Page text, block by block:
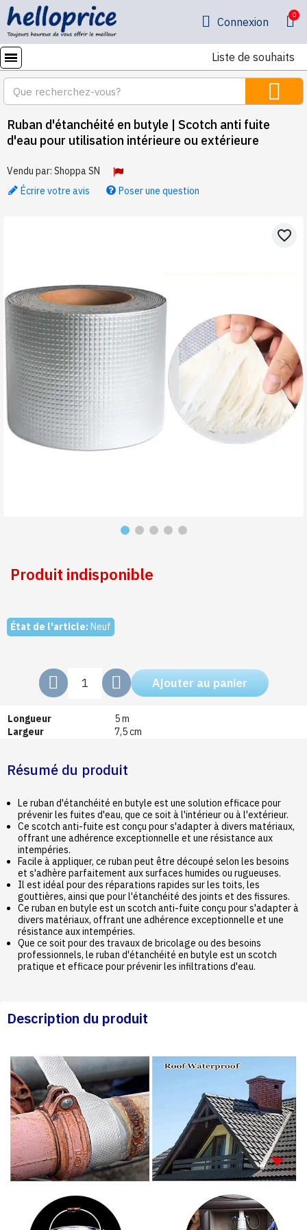
Connexion
Liste de souhaits
Ruban d'étanchéité en butyle | Scotch anti fuite
d'eau pour utilisation intérieure ou extérieure
Vendu par: Shoppa SN
Écrire votre avis
Poser une question
favorite_border
Produit indisponible
État de l'article: Neuf
Ajouter au panier
Longueur
5 m
Largeur
7,5 cm
Résumé du produit
Le ruban d'étanchéité en butyle est une solution efficace pour
prévenir les fuites d'eau, que ce soit à l'intérieur ou à l'extérieur.
Ce scotch anti-fuite est conçu pour s'adapter à divers matériaux,
offrant une adhérence exceptionnelle et une résistance aux
intempéries.
Facile à appliquer, ce ruban peut être découpé selon les besoins
et s'adhère parfaitement aux surfaces humides ou rugueuses.
Il est idéal pour des réparations rapides sur les toits, les
gouttières, ainsi que pour l'étanchéité des joints et des fissures.
Ce ruban en butyle est un scotch anti-fuite conçu pour s'adapter à
divers matériaux, offrant une adhérence exceptionnelle et une
résistance aux intempéries.
Que ce soit pour des travaux de bricolage ou des besoins
professionnels, le ruban d'étanchéité en butyle est un scotch
pratique et efficace pour prévenir les infiltrations d'eau.
Description du produit